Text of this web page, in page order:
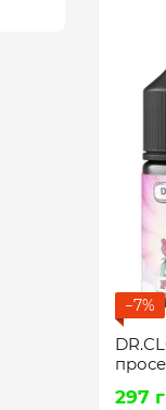
−7%
297